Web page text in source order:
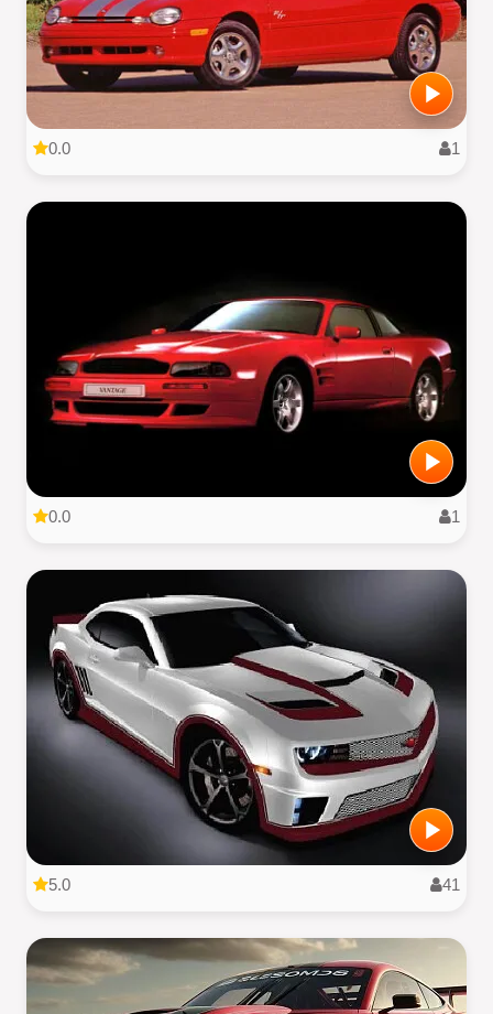
0.0 1
0.0 1
5.0 41